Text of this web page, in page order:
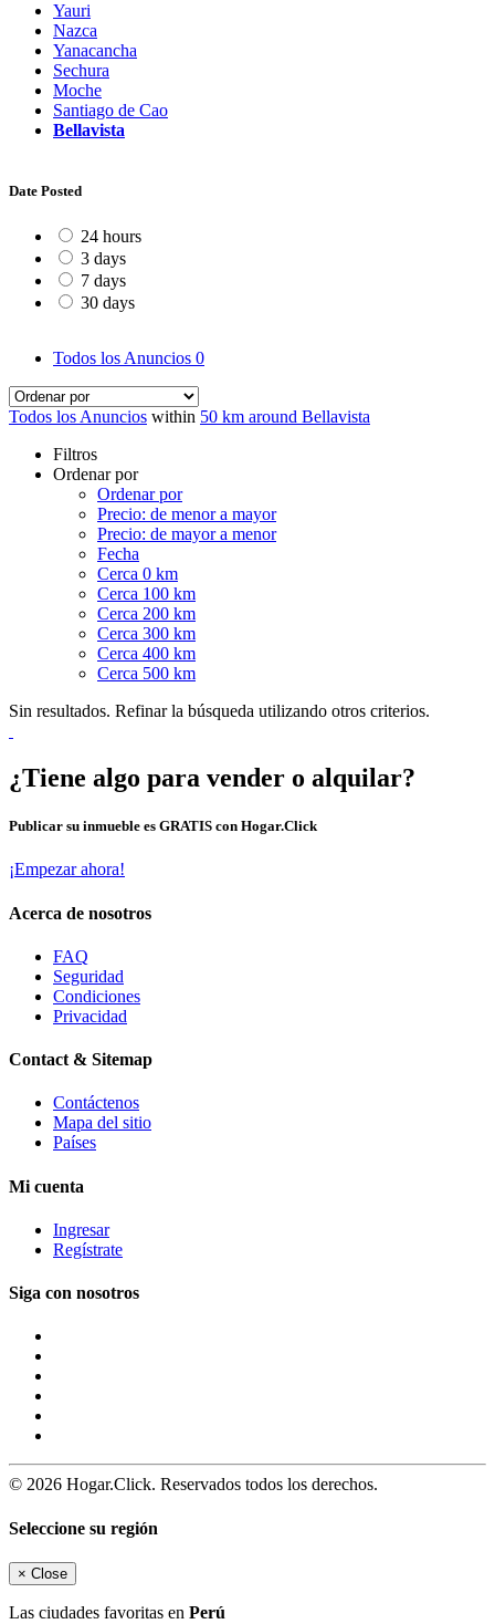
Yauri
Nazca
Yanacancha
Sechura
Moche
Santiago de Cao
Bellavista
Date Posted
24 hours
3 days
7 days
30 days
Todos los Anuncios 0
Todos los Anuncios within 50 km around Bellavista
Filtros
Ordenar por
Ordenar por
Precio: de menor a mayor
Precio: de mayor a menor
Fecha
Cerca 0 km
Cerca 100 km
Cerca 200 km
Cerca 300 km
Cerca 400 km
Cerca 500 km
Sin resultados. Refinar la búsqueda utilizando otros criterios.
¿Tiene algo para vender o alquilar?
Publicar su inmueble es GRATIS con Hogar.Click
¡Empezar ahora!
Acerca de nosotros
FAQ
Seguridad
Condiciones
Privacidad
Contact & Sitemap
Contáctenos
Mapa del sitio
Países
Mi cuenta
Ingresar
Regístrate
Siga con nosotros
© 2026 Hogar.Click. Reservados todos los derechos.
Seleccione su región
× Close
Las ciudades favoritas en Perú